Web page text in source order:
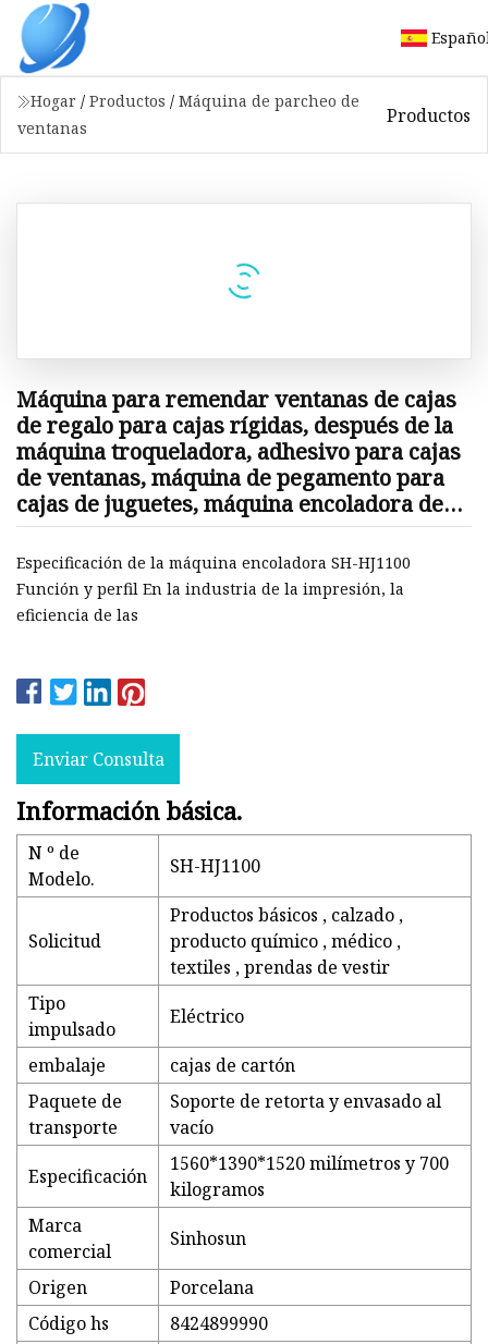
Hogar / Productos / Máquina de parcheo de
ventanas
Productos
Máquina para remendar ventanas de cajas
de regalo para cajas rígidas, después de la
máquina troqueladora, adhesivo para cajas
de ventanas, máquina de pegamento para
cajas de juguetes, máquina encoladora de
cajas artesanales con encolado termofusible
Especificación de la máquina encoladora SH-HJ1100
Función y perfil En la industria de la impresión, la
eficiencia de las
Enviar Consulta
Información básica.
N º de
Modelo.
SH-HJ1100
Solicitud
Productos básicos , calzado ,
producto químico , médico ,
textiles , prendas de vestir
Tipo
impulsado
Eléctrico
embalaje
cajas de cartón
Paquete de
transporte
Soporte de retorta y envasado al
vacío
Especificación
1560*1390*1520 milímetros y 700
kilogramos
Marca
comercial
Sinhosun
Origen
Porcelana
Código hs
8424899990